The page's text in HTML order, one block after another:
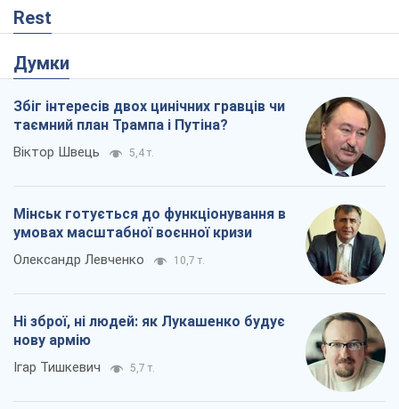
Rest
Думки
Збіг інтересів двох цинічних гравців чи
таємний план Трампа і Путіна?
Віктор Швець 5,4 т.
Мінськ готується до функціонування в
умовах масштабної воєнної кризи
Олександр Левченко 10,7 т.
Ні зброї, ні людей: як Лукашенко будує
нову армію
Ігар Тишкевич 5,7 т.